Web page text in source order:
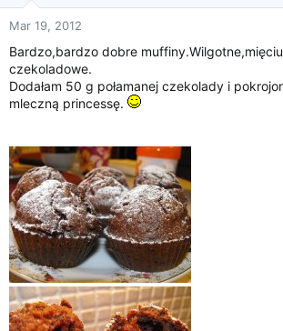
Mar 19, 2012
Bardzo,bardzo dobre
czekoladowe.
Dodałam 50 g połamanej czekolady i
mleczną princessę.